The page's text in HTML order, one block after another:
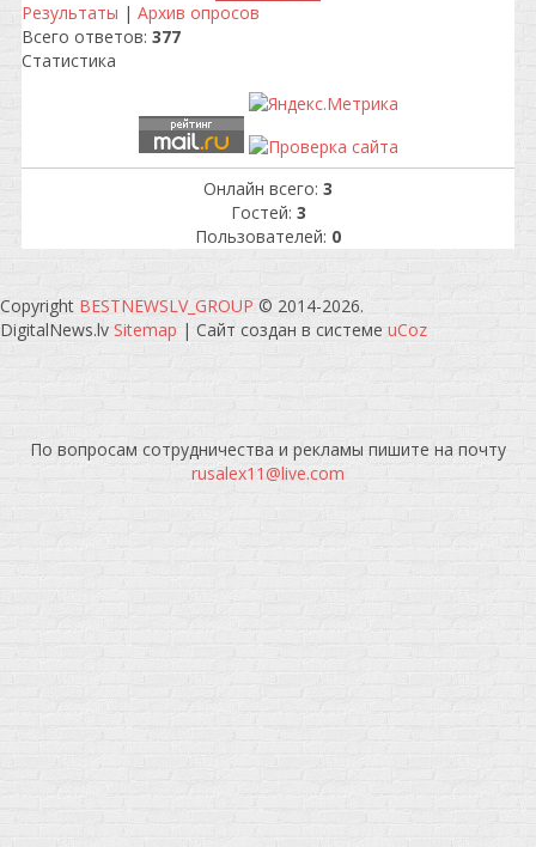
Результаты | Архив опросов
Всего ответов: 377
Статистика
Онлайн всего: 3
Гостей: 3
Пользователей: 0
Copyright BESTNEWSLV_GROUP © 2014-2026.
DigitalNews.lv Sitemap | Сайт создан в системе uCoz
По вопросам сотрудничества и рекламы пишите на почту
rusalex11@live.com